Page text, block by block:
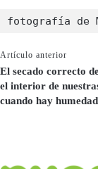
fotografía de
Artículo anterior
El secado correcto
el interior de
cuando hay humedad